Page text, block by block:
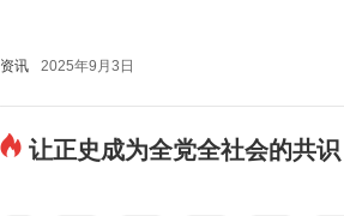
资讯 2025年9月3日
让正史成为全党全社会的共识